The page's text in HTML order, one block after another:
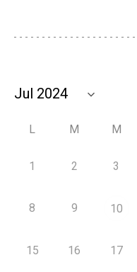
L M M
1 2 3
8 9 10
15 16 17